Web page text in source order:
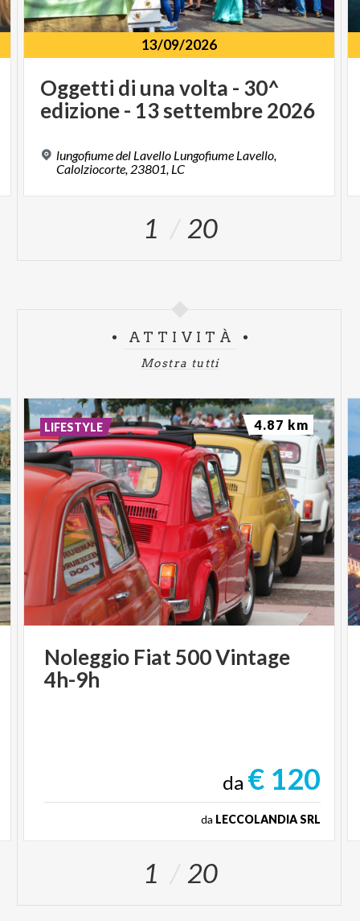
13/09/2026
Oggetti di unavolta - 30^
edizione- 13settembre2026
lungofiume del Lavello Lungofiume Lavello,
Calolziocorte, 23801, LC
1 20
ATTIVITÀ
Mostra tutti
Noleggio Fiat500Vintage
4h-9h
da € 120
da LECCOLANDIA SRL
LIFESTYLE 4.87 km
1 20